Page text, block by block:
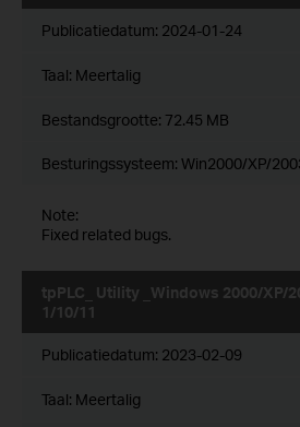
Publicatiedatum: 2024-01-24
Taal: Meertalig
Bestandsgrootte: 72.45 MB
Besturingssysteem: Win2000/XP/
Note:
Fixed related bugs.
tpPLC_ Utility _Windows 2000/XP/
1/10/11
Publicatiedatum: 2023-02-09
Taal: Meertalig